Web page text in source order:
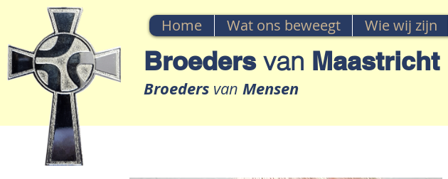
Home Wat ons beweegt Wie wij zijn
Broeders van Maastricht
Broeders van Mensen